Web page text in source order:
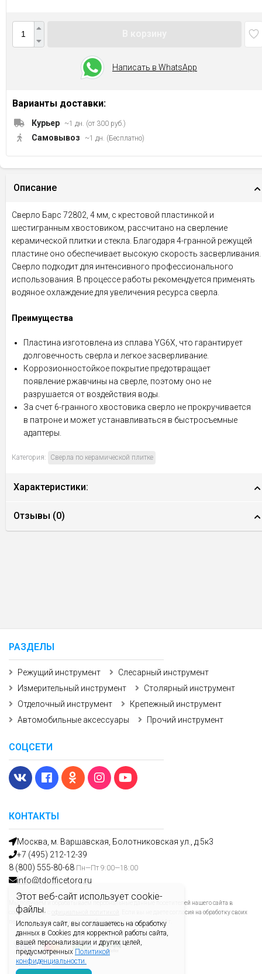
Этот веб-сайт использует cookie-
файлы.
Используя сайт, вы соглашаетесь на обработку
данных в Cookies для корректной работы сайта,
вашей персонализации и других целей,
предусмотренных Политикой
конфиденциальности.
Написать в WhatsApp
Варианты доставки:
Курьер ~1 дн. (от 300 руб.)
Самовывоз ~1 дн. (Бесплатно)
Описание
Сверло Барс 72802, 4 мм, с крестовой пластинкой и
шестигранным хвостовиком, рассчитано на сверление
керамической плитки и стекла. Благодаря 4-гранной режущей
пластине оно обеспечивает высокую скорость засверливания.
Сверло подходит для интенсивного профессионального
использования. В процессе работы рекомендуется применять
водяное охлаждение для увеличения ресурса сверла.
Преимущества
Пластина изготовлена из сплава YG6X, что гарантирует
долговечность сверла и легкое засверливание.
Коррозионностойкое покрытие предотвращает
появление ржавчины на сверле, поэтому оно не
разрушается от воздействия воды.
За счет 6-гранного хвостовика сверло не прокручивается
в патроне и может устанавливаться в быстросъемные
адаптеры.
Категория: Сверла по керамической плитке
Характеристики:
Отзывы (0)
КОНТАКТЫ
Москва, м. Варшавская, Болотниковская ул., д.5к3
+7 (495) 212-12-39
8 (800) 555-80-68 Пн—Пт 9:00—18:00
info@tdofficetorg.ru
Мы получаем и обрабатываем персональные данные посетителей нашего сайта в
соответствии с
. Если вы не даете согласия на обработку своих
персональных данных, вам необходимо покинуть наш сайт.
РАЗДЕЛЫ
Режущий инструмент
Слесарный инструмент
Измерительный инструмент
Столярный инструмент
Отделочный инструмент
Крепежный инструмент
Автомобильные аксессуары
Прочий инструмент
СОЦСЕТИ